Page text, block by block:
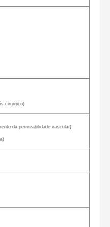
cirurgico)
da permeabilidade vascular)